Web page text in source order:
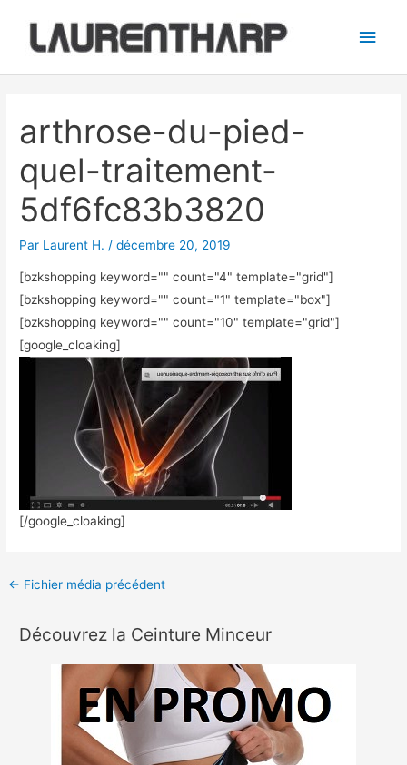
contenu
arthrose-du-pied-
quel-traitement-
5df6fc83b3820
Par Laurent H. /décembre 20, 2019
[bzkshopping keyword="" count="4" template="grid"]
[bzkshopping keyword="" count="1" template="box"]
[bzkshopping keyword="" count="10" template="grid"]
[google_cloaking]
[/google_cloaking]
articles
← Fichier média précédent
Découvrez la Ceinture Minceur